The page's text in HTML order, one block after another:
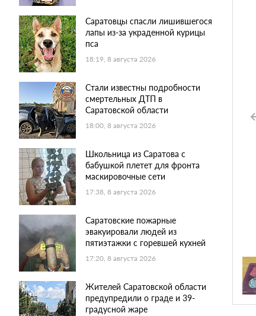
Саратовцы спасли лишившегося
лапы из-за украденной курицы
пса
18:19, 8 августа 2026
Стали известны подробности
смертельных ДТП в
Саратовской области
18:00, 8 августа 2026
Школьница из Саратова с
бабушкой плетет для фронта
маскировочные сети
17:38, 8 августа 2026
Саратовские пожарные
эвакуировали людей из
пятиэтажки с горевшей кухней
17:20, 8 августа 2026
Жителей Саратовской области
предупредили о граде и 39-
градусной жаре